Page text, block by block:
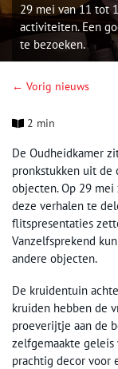
29 mei van 11 tot
activiteiten. Een
te bezoeken.
← Vorig nieuws
2 min
De Oudheidkamer
pronkstukken uit de
objecten. Op 29
deze verhalen te
flitspresentaties
Vanzelfsprekend
andere objecten.
De kruidentuin
kruiden hebben de
proeverijtje aan de
zelfgemaakte
prachtig decor voor